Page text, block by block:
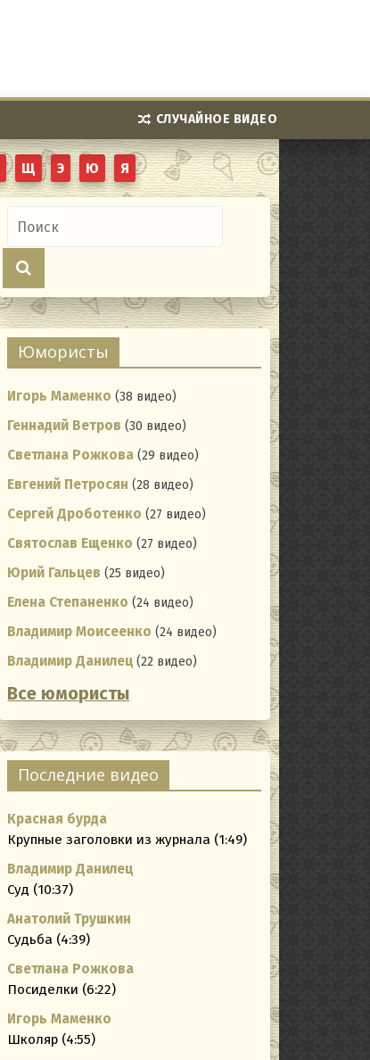
СЛУЧАЙНОЕ ВИДЕО
Щ Э Ю Я
Юмористы
Игорь Маменко (38 видео)
Геннадий Ветров (30 видео)
Светлана Рожкова (29 видео)
Евгений Петросян (28 видео)
Сергей Дроботенко (27 видео)
Святослав Ещенко (27 видео)
Юрий Гальцев (25 видео)
Елена Степаненко (24 видео)
Владимир Моисеенко (24 видео)
Владимир Данилец (22 видео)
Все юмористы
Последние видео
Красная бурда
Крупные заголовки из журнала (1:49)
Владимир Данилец
Суд (10:37)
Анатолий Трушкин
Судьба (4:39)
Светлана Рожкова
Посиделки (6:22)
Игорь Маменко
Школяр (4:55)